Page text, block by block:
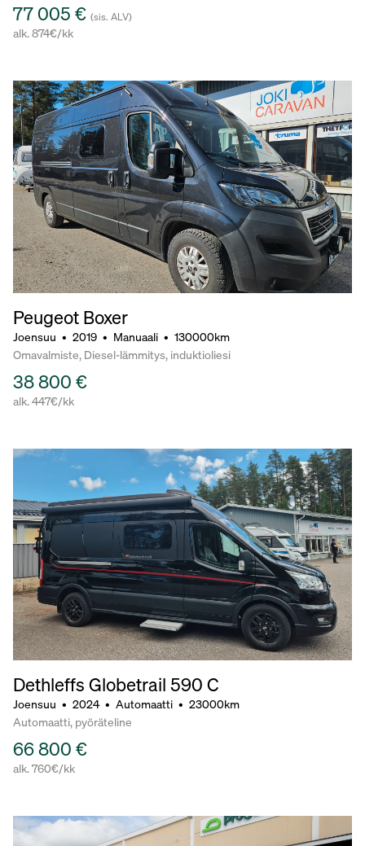
77 005 € (sis. ALV)
alk. 874€/kk
Peugeot Boxer
Joensuu • 2019 • Manuaali • 130000km
Omavalmiste, Diesel-lämmitys, induktioliesi
38 800 €
alk. 447€/kk
Dethleffs Globetrail 590 C
Joensuu • 2024 • Automaatti • 23000km
Automaatti, pyöräteline
66 800 €
alk. 760€/kk